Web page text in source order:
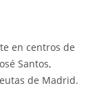
en centros de
Santos,
de Madrid.